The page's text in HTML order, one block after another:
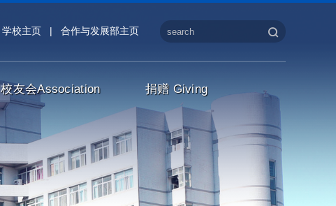
学校主页 | 合作与发展部主页
校友会Association 捐赠 Giving